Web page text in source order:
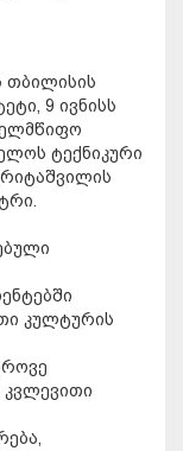
თბილისის
9 ივნისს
ტექნიკური
კულტურის
კვლევითი